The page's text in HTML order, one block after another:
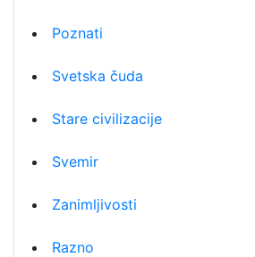
Poznati
Svetska čuda
Stare civilizacije
Svemir
Zanimljivosti
Razno